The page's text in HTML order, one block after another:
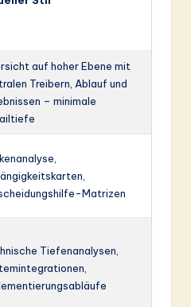
auf hoher Ebene mit
Treibern, Ablauf und
– minimale
Matrizen
Tiefenanalysen,